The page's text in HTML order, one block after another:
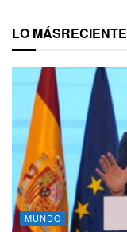
LO MÁSRECIENTE
MUNDO